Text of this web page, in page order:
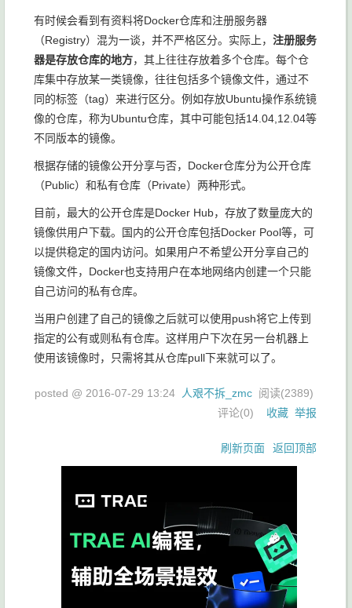
有时候会看到有资料将Docker仓库和注册服务器
（Registry）混为一谈，并不严格区分。实际上， 注册服务
器是存放仓库的地方，其上往往存放着多个仓库。每个仓
库集中存放某一类镜像，往往包括多个镜像文件，通过不
同的标签（tag）来进行区分。例如存放Ubuntu操作系统镜
像的仓库，称为Ubuntu仓库，其中可能包括14.04,12.04等
不同版本的镜像。
根据存储的镜像公开分享与否，Docker仓库分为公开仓库
（Public）和私有仓库（Private）两种形式。
目前，最大的公开仓库是Docker Hub，存放了数量庞大的
镜像供用户下载。国内的公开仓库包括Docker Pool等，可
以提供稳定的国内访问。如果用户不希望公开分享自己的
镜像文件，Docker也支持用户在本地网络内创建一个只能
自己访问的私有仓库。
当用户创建了自己的镜像之后就可以使用push将它上传到
指定的公有或则私有仓库。这样用户下次在另一台机器上
使用该镜像时，只需将其从仓库pull下来就可以了。
posted @ 2016-07-29 13:24 人艰不拆_zmc 阅读(2389)
评论(0) 收藏 举报
刷新页面 返回顶部